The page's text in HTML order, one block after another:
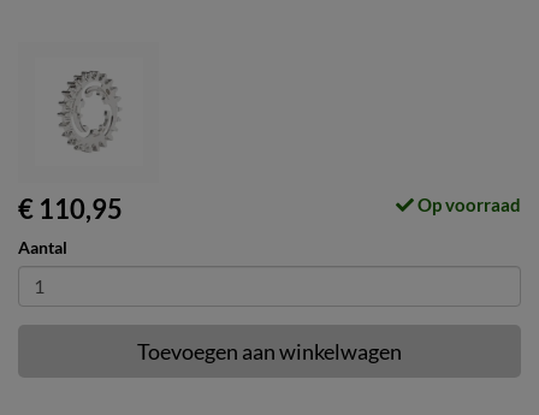
€ 110,95 Op voorraad
Aantal
Toevoegen aan winkelwagen